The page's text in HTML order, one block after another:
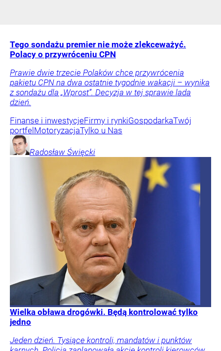
Tego sondażu premier nie może zlekceważyć.
Polacy o przywróceniu CPN
Prawie dwie trzecie Polaków chce przywrócenia
pakietu CPN na dwa ostatnie tygodnie wakacji – wynika
z sondażu dla „Wprost”. Decyzja w tej sprawie lada
dzień.
Finanse i inwestycjeFirmy i rynkiGospodarkaTwój
portfel MotoryzacjaTylko u Nas
Radosław Święcki
Wielka obława drogówki. Będą kontrolować tylko
jedno
Jeden dzień. Tysiące kontroli, mandatów i punktów